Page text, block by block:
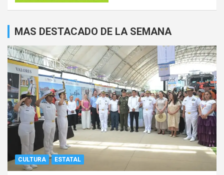
MAS DESTACADO DE LA SEMANA
CULTURA ESTATAL